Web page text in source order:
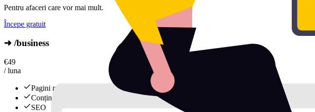
Pentru afaceri care vor mai mult.
Începe gratuit
➜ /business
€49
/ luna
Pagini multiple
Conținut
SEO